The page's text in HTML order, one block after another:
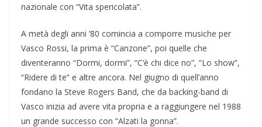
nazionale con “Vita spericolata”.
A metà degli anni ’80 comincia a comporre musiche per
Vasco Rossi, la prima è “Canzone”, poi quelle che
diventeranno “Dormi, dormi”, “C’è chi dice no”, “Lo show”,
“Ridere di te” e altre ancora. Nel giugno di quell’anno
fondano la Steve Rogers Band, che da backing-band di
Vasco inizia ad avere vita propria e a raggiungere nel 1988
un grande successo con “Alzati la gonna”.